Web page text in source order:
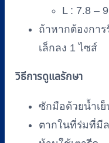
L : 7.8 –
ถ้าหากต้องกา
เล็กลง 1 ไซส์
วิธีการดูแลรักษา
ซักมือด้วยน้ำเ
ตากในที่ร่มที่มี